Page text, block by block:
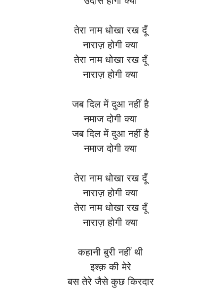
तेरा नाम धोखा रख दूँ
नाराज़ होगी क्या
तेरा नाम धोखा रख दूँ
नाराज़ होगी क्या
जब दिल में दुआ नहीं है
नमाज दोगी क्या
जब दिल में दुआ नहीं है
नमाज दोगी क्या
तेरा नाम धोखा रख दूँ
नाराज़ होगी क्या
तेरा नाम धोखा रख दूँ
नाराज़ होगी क्या
कहानी बुरी नहीं थी
इश्क़ की मेरे
बस तेरे जैसे कुछ किरदार